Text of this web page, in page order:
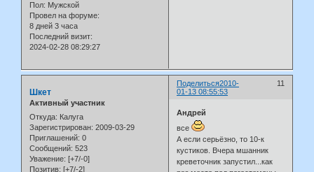
Пол: Мужской
Провел на форуме:
8 дней 3 часа
Последний визит:
2024-02-28 08:29:27
Поделиться 11
2010-
01-13 08:55:53
Шкет
Активный участник
Откуда: Калуга
Зарегистрирован: 2009-03-29
Приглашений: 0
Сообщений: 523
Уважение: [+7/-0]
Позитив: [+7/-2]
Андрей
все
А если серьёзно, то 10-к
кустиков. Вчера мшанник
креветочник запустил...как